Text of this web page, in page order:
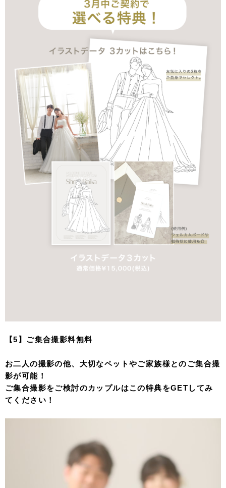
【5】ご集合撮影料無料
お二人の撮影の他、大切なペットやご家族様とのご集合撮
影が可能！
ご集合撮影をご検討のカップルはこの特典をGETしてみ
てください！